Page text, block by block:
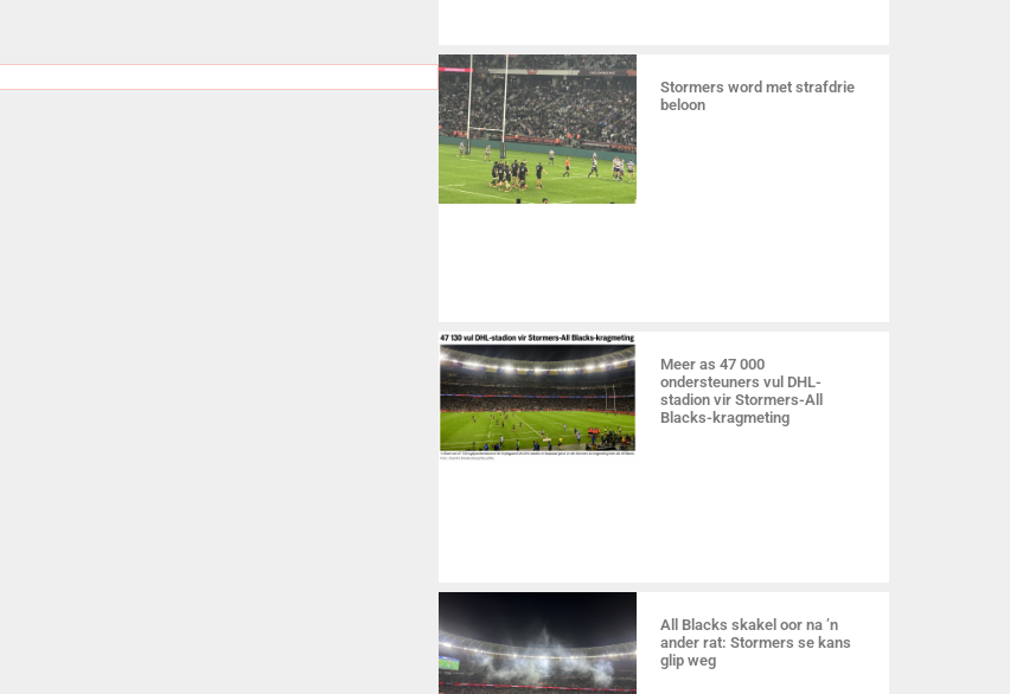
Stormers word met strafdrie
beloon
Meer as 47 000
ondersteuners vul DHL-
stadion vir Stormers-All
Blacks-kragmeting
All Blacks skakel oor na ’n
ander rat: Stormers se kans
glip weg